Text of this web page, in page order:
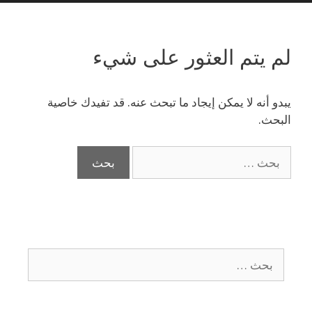
لم يتم العثور على شيء
يبدو أنه لا يمكن إيجاد ما تبحث عنه. قد تفيدك خاصية
البحث.